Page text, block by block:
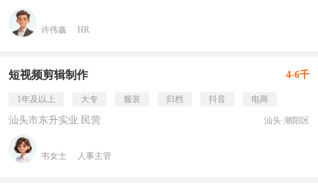
许伟鑫 HR
短视频剪辑制作 4-6千
1年及以上 大专 服装 归档 抖音 电商
汕头市东升实业 民营 汕头·潮阳区
韦女士 人事主管